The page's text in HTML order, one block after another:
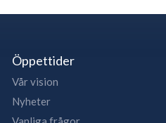
Öppettider
Vår vision
Nyheter